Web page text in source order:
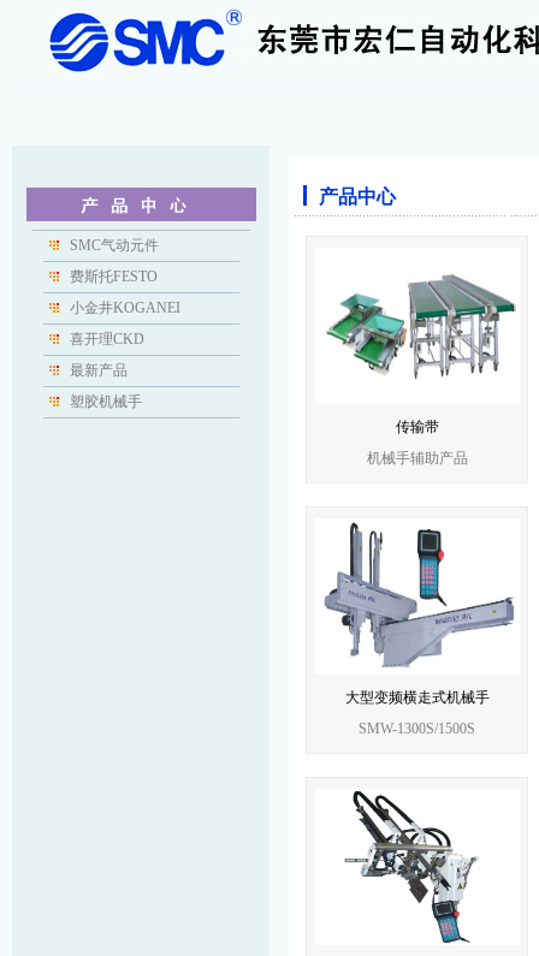
SMC气动元件
费斯托FESTO
小金井KOGANEI
喜开理CKD
最新产品
塑胶机械手
产品中心
传输带
机械手辅助产品
大型变频横走式机械手
SMW-1300S/1500S